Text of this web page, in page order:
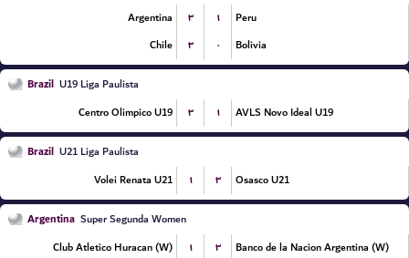
Argentina
۳ ۱
Peru
Chile
۳ ۰ Bolivia
Brazil U19 Liga Paulista
Centro Olimpico U19
۳ ۱ AVLS Novo Ideal U19
Brazil U21 Liga Paulista
Volei Renata U21
۱ ۳ Osasco U21
Argentina Super Segunda Women
Club Atletico Huracan (W)
۱ ۳ Banco de la Nacion Argentina (W)